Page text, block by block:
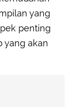
yang
penting
yang akan